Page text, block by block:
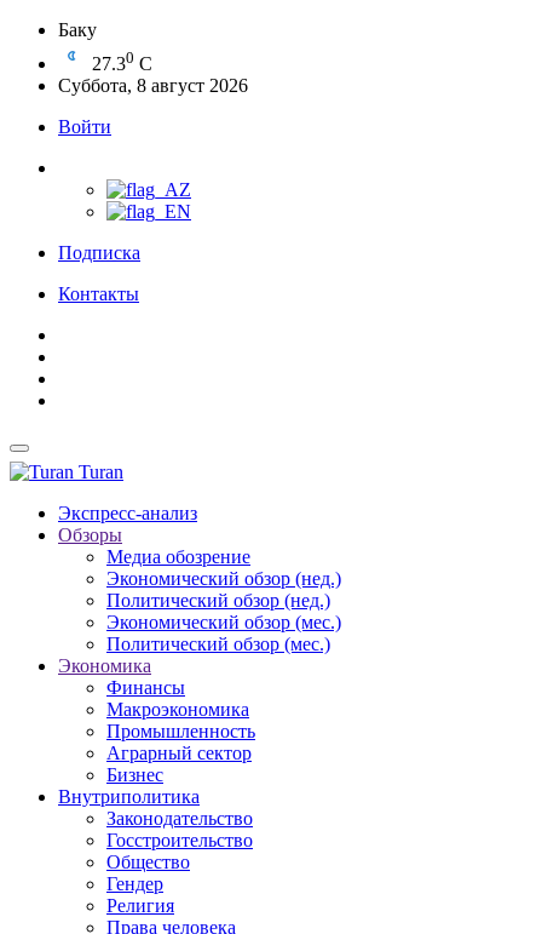
Баку
27.30 C
Суббота, 8 август 2026
Войти
Подписка
Контакты
Turan
Экспресс-анализ
Обзоры
Медиа обозрение
Экономический обзор (нед.)
Политический обзор (нед.)
Экономический обзор (мес.)
Политический обзор (мес.)
Экономика
Финансы
Макроэкономика
Промышленность
Аграрный сектор
Бизнес
Внутриполитика
Законодательство
Госстроительство
Общество
Гендер
Религия
Права человека